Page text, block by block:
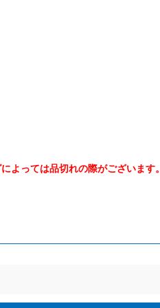
よっては品切れの際がございます。